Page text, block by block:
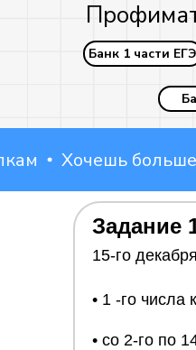
Банк 1 части ЕГЭ
Наши соцсети:
Хочешь больше
Задание
15-го
• 1 -го числа
• со 2-го по